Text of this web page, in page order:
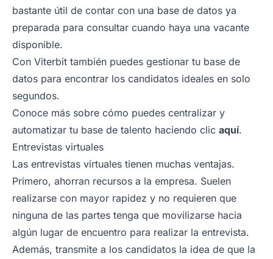
bastante útil de contar con una base de datos ya
preparada para consultar cuando haya una vacante
disponible.
Con Viterbit también puedes gestionar tu base de
datos para encontrar los candidatos ideales en solo
segundos.
Conoce más sobre cómo puedes centralizar y
automatizar tu base de talento haciendo clic aquí.
Entrevistas virtuales
Las entrevistas virtuales tienen muchas ventajas.
Primero, ahorran recursos a la empresa. Suelen
realizarse con mayor rapidez y no requieren que
ninguna de las partes tenga que movilizarse hacia
algún lugar de encuentro para realizar la entrevista.
Además, transmite a los candidatos la idea de que la